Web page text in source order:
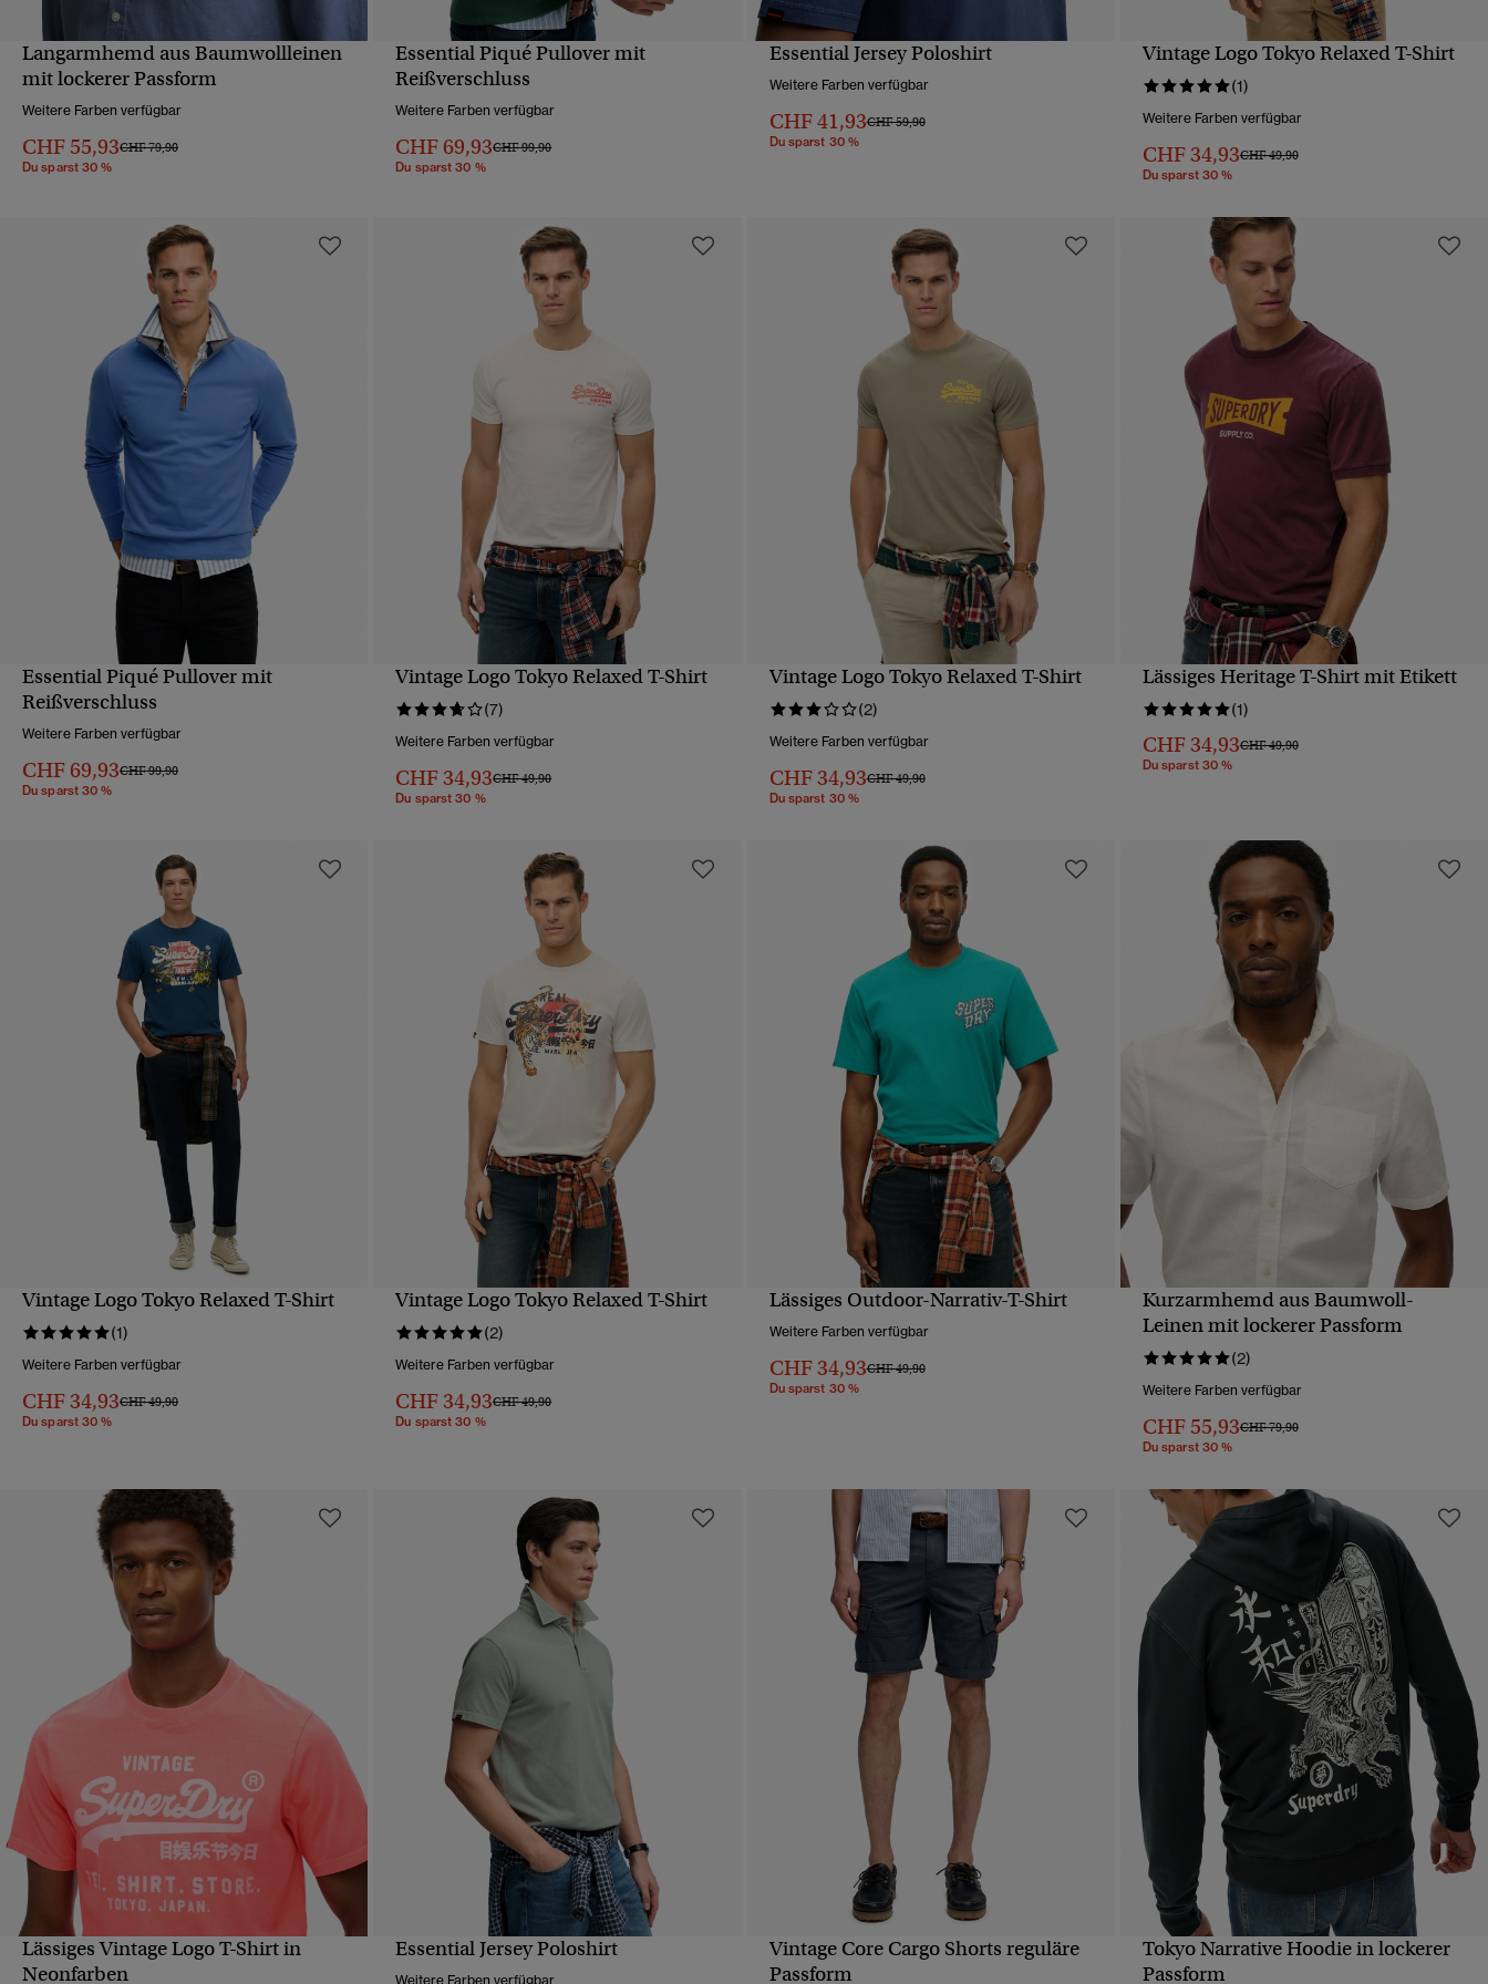
SCHNELLANSICHT
Langarmhemd aus Baumwollleinen
mit lockerer Passform
Weitere Farben verfügbar
CHF 55,93Preis wurde reduziert von
CHF 79,90bis
Du sparst 30 %
SCHNELLANSICHT
Essential Piqué Pullover mit
Reißverschluss
Weitere Farben verfügbar
CHF 69,93Preis wurde reduziert von
CHF 99,90bis
Du sparst 30 %
SCHNELLANSICHT
Essential Jersey Poloshirt
Weitere Farben verfügbar
CHF 41,93Preis wurde reduziert von
CHF 59,90bis
Du sparst 30 %
SCHNELLANSICHT
Vintage Logo Tokyo Relaxed T-Shirt
(1)
Weitere Farben verfügbar
CHF 34,93Preis wurde reduziert von
CHF 49,90bis
Du sparst 30 %
SCHNELLANSICHT
Essential Piqué Pullover mit
Reißverschluss
Weitere Farben verfügbar
CHF 69,93Preis wurde reduziert von
CHF 99,90bis
Du sparst 30 %
SCHNELLANSICHT
Vintage Logo Tokyo Relaxed T-Shirt
(7)
Weitere Farben verfügbar
CHF 34,93Preis wurde reduziert von
CHF 49,90bis
Du sparst 30 %
SCHNELLANSICHT
Vintage Logo Tokyo Relaxed T-Shirt
(2)
Weitere Farben verfügbar
CHF 34,93Preis wurde reduziert von
CHF 49,90bis
Du sparst 30 %
SCHNELLANSICHT
Lässiges Heritage T-Shirt mit Etikett
(1)
CHF 34,93Preis wurde reduziert von
CHF 49,90bis
Du sparst 30 %
SCHNELLANSICHT
Vintage Logo Tokyo Relaxed T-Shirt
(1)
Weitere Farben verfügbar
CHF 34,93Preis wurde reduziert von
CHF 49,90bis
Du sparst 30 %
SCHNELLANSICHT
Vintage Logo Tokyo Relaxed T-Shirt
(2)
Weitere Farben verfügbar
CHF 34,93Preis wurde reduziert von
CHF 49,90bis
Du sparst 30 %
Lässiges Outdoor-Narrativ-T-Shirt
Weitere Farben verfügbar
CHF 34,93Preis wurde reduziert von
CHF 49,90bis
Du sparst 30 %
SCHNELLANSICHT
Kurzarmhemd aus Baumwoll-
Leinen mit lockerer Passform
(2)
Weitere Farben verfügbar
CHF 55,93Preis wurde reduziert von
CHF 79,90bis
Du sparst 30 %
SCHNELLANSICHT
Lässiges Vintage Logo T-Shirt in
Neonfarben
SCHNELLANSICHT
Essential Jersey Poloshirt
Weitere Farben verfügbar
SCHNELLANSICHT
Vintage Core Cargo Shorts reguläre
Passform
Tokyo Narrative Hoodie in lockerer
Passform